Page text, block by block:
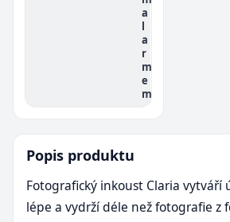
a
l
a
r
m
e
m
Popis produktu
Fotografický inkoust Claria
lépe a vydrží déle než fotografie z